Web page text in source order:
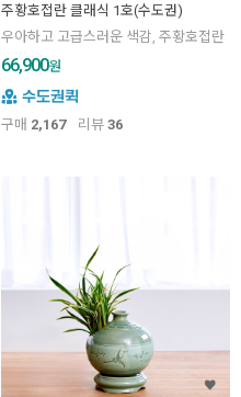
주황호접란 클래식 1호(수도권)
우아하고 고급스러운 색감, 주황호접란
66,900원
구매 2,167 리뷰 36